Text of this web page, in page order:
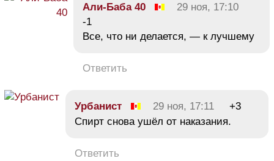
Али-Баба 40
29 ноя, 17:10
-1
Все, что ни делается, — к лучшему
Ответить
Урбанист 29 ноя, 17:11
+3
Спирт снова ушёл от наказания.
Ответить